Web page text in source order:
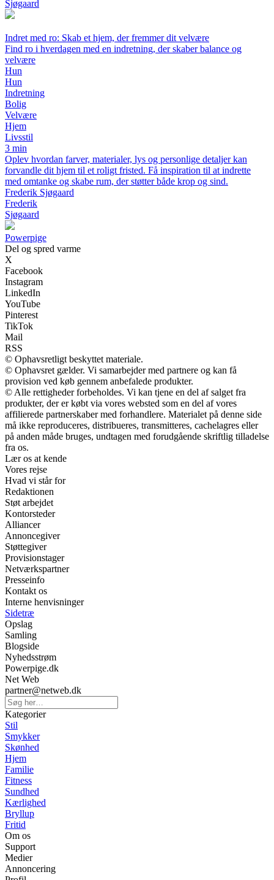
Sjøgaard
Indret med ro: Skab et hjem, der fremmer dit velvære
Find ro i hverdagen med en indretning, der skaber balance og
velvære
Hun
Hun
Indretning
Bolig
Velvære
Hjem
Livsstil
3 min
Oplev hvordan farver, materialer, lys og personlige detaljer kan
forvandle dit hjem til et roligt fristed. Få inspiration til at indrette
med omtanke og skabe rum, der støtter både krop og sind.
Frederik Sjøgaard
Frederik
Sjøgaard
Powerpige
Del og spred varme
X
Facebook
Instagram
LinkedIn
YouTube
Pinterest
TikTok
Mail
RSS
© Ophavsretligt beskyttet materiale.
© Ophavsret gælder. Vi samarbejder med partnere og kan få
provision ved køb gennem anbefalede produkter.
© Alle rettigheder forbeholdes. Vi kan tjene en del af salget fra
produkter, der er købt via vores websted som en del af vores
affilierede partnerskaber med forhandlere. Materialet på denne side
må ikke reproduceres, distribueres, transmitteres, cachelagres eller
på anden måde bruges, undtagen med forudgående skriftlig tilladelse
fra os.
Lær os at kende
Vores rejse
Hvad vi står for
Redaktionen
Støt arbejdet
Kontorsteder
Alliancer
Annoncegiver
Støttegiver
Provisionstager
Netværkspartner
Presseinfo
Kontakt os
Interne henvisninger
Sidetræ
Opslag
Samling
Blogside
Nyhedsstrøm
Powerpige.dk
Net Web
partner@netweb.dk
Kategorier
Stil
Smykker
Skønhed
Hjem
Familie
Fitness
Sundhed
Kærlighed
Bryllup
Fritid
Om os
Support
Medier
Annoncering